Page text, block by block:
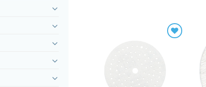
muunnelma.
Voit
tehdä
valinnat